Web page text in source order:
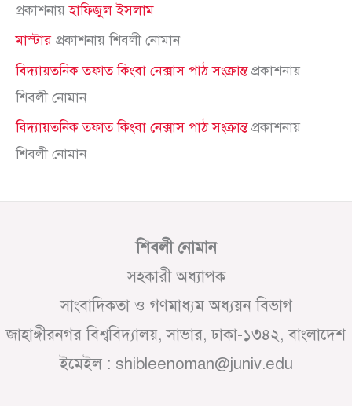
প্রকাশনায়হাফিজুল ইসলাম
মাস্টার প্রকাশনায়শিবলী নোমান
বিদ্যায়তনিক তফাত কিংবা নেক্সাস পাঠ সংক্রান্তপ্রকাশনায়
শিবলী নোমান
বিদ্যায়তনিক তফাত কিংবা নেক্সাস পাঠ সংক্রান্তপ্রকাশনায়
শিবলী নোমান
শিবলী নোমান
সহকারী অধ্যাপক
সাংবাদিকতা ও গণমাধ্যম অধ্যয়ন বিভাগ
জাহাঙ্গীরনগর বিশ্ববিদ্যালয়, সাভার, ঢাকা-১৩৪২, বাংলাদেশ
ইমেইল : shibleenoman@juniv.edu